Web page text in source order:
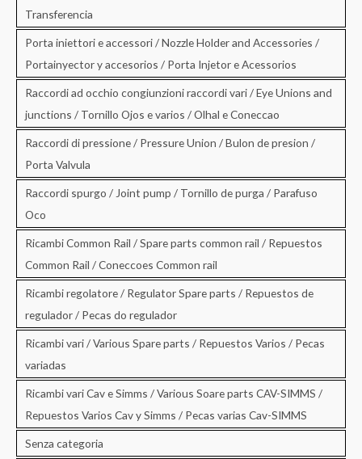
Transferencia
Porta iniettori e accessori / Nozzle Holder and Accessories /
Portainyector y accesorios / Porta Injetor e Acessorios
Raccordi ad occhio congiunzioni raccordi vari / Eye Unions and
junctions / Tornillo Ojos e varios / Olhal e Coneccao
Raccordi di pressione / Pressure Union / Bulon de presion /
Porta Valvula
Raccordi spurgo / Joint pump / Tornillo de purga / Parafuso
Oco
Ricambi Common Rail / Spare parts common rail / Repuestos
Common Rail / Coneccoes Common rail
Ricambi regolatore / Regulator Spare parts / Repuestos de
regulador / Pecas do regulador
Ricambi vari / Various Spare parts / Repuestos Varios / Pecas
variadas
Ricambi vari Cav e Simms / Various Soare parts CAV-SIMMS /
Repuestos Varios Cav y Simms / Pecas varias Cav-SIMMS
Senza categoria